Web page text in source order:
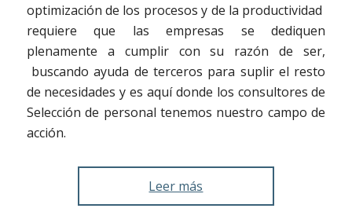
optimización de los procesos y de la productividad
requiere que las empresas se dediquen
plenamente a cumplir con su razón de ser,
buscando ayuda de terceros para suplir el resto
de necesidades y es aquí donde los consultores de
Selección de personal tenemos nuestro campo de
acción.
Leer más